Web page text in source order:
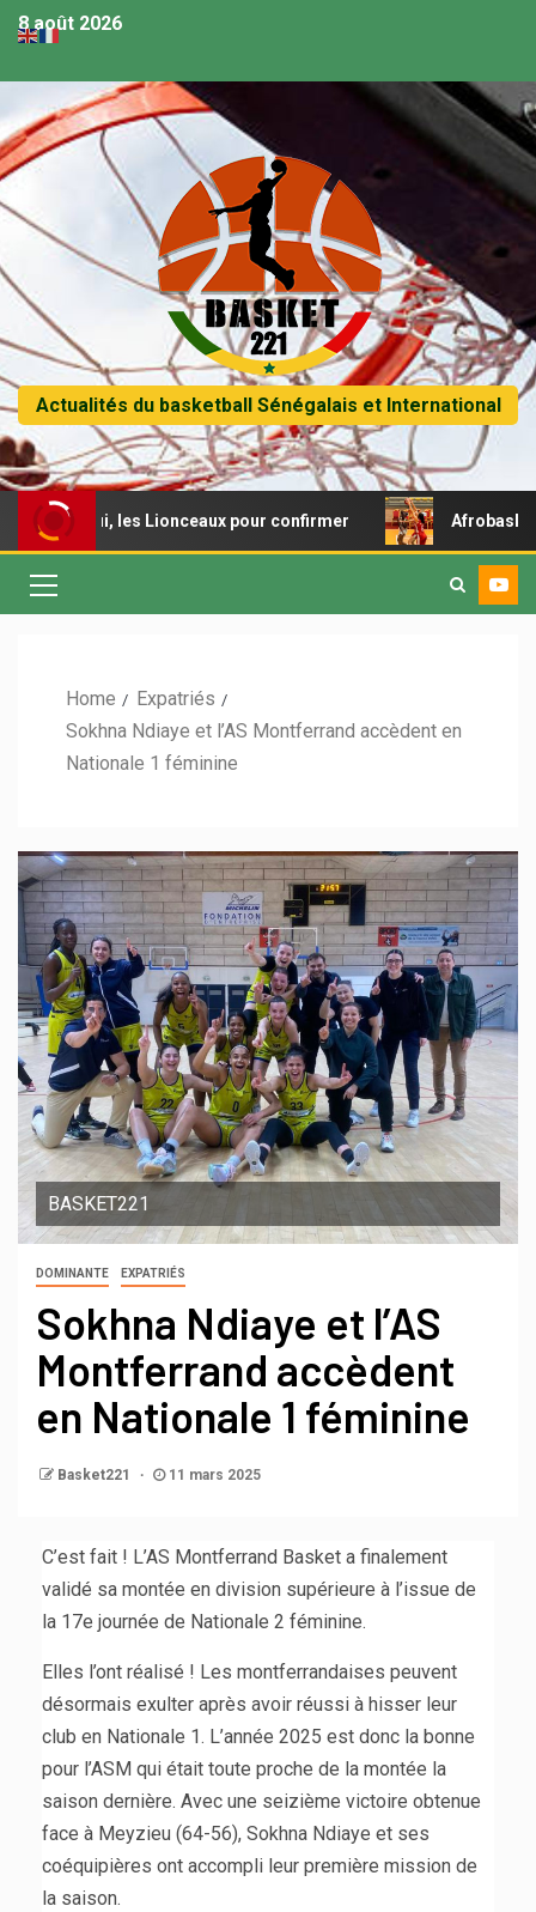
8 août 2026
Actualités du basketball Sénégalais et International
les Lionceaux pour confirmer Afrobasket U18 (F)
Home
Expatriés
Sokhna Ndiaye et l’AS Montferrand accèdent en
Nationale 1 féminine
BASKET221
DOMINANTE EXPATRIÉS
Sokhna Ndiaye et l’AS
Montferrand accèdent
en Nationale 1 féminine
Basket221 11 mars 2025
C’est fait ! L’AS Montferrand Basket a finalement
validé sa montée en division supérieure à l’issue de
la 17e journée de Nationale 2 féminine.
Elles l’ont réalisé ! Les montferrandaises peuvent
désormais exulter après avoir réussi à hisser leur
club en Nationale 1. L’année 2025 est donc la bonne
pour l’ASM qui était toute proche de la montée la
saison dernière. Avec une seizième victoire obtenue
face à Meyzieu (64-56), Sokhna Ndiaye et ses
coéquipières ont accompli leur première mission de
la saison.